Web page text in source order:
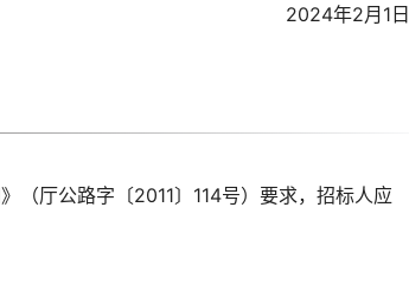
2024年2月1日
（厅公路字〔2011〕114号）要求，招标人应